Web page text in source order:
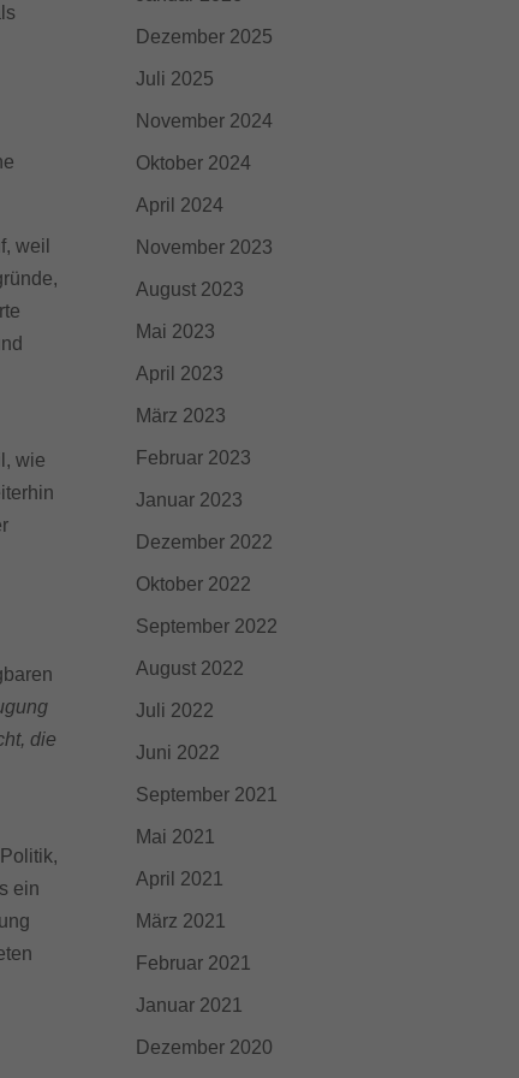
weil
wie
die
ein
Dezember 2025
Juli 2025
November 2024
Oktober 2024
April 2024
November 2023
August 2023
Mai 2023
April 2023
März 2023
Februar 2023
Januar 2023
Dezember 2022
Oktober 2022
September 2022
August 2022
Juli 2022
Juni 2022
September 2021
Mai 2021
April 2021
März 2021
Februar 2021
Januar 2021
Dezember 2020